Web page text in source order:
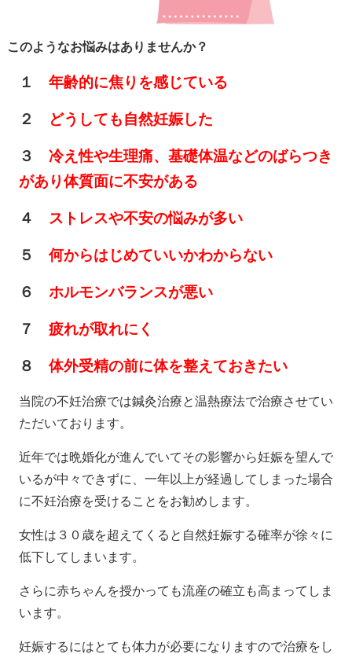
このようなお悩みはありませんか？
１ 年齢的に焦りを感じている
２ どうしても自然妊娠した
３
冷え性や生理痛、基礎体温などのばらつき
があり体質面に不安がある
４ ストレスや不安の悩みが多い
５ 何からはじめていいかわからない
６ ホルモンバランスが悪い
７ 疲れが取れにく
８ 体外受精の前に体を整えておきたい
当院の不妊治療では鍼灸治療と温熱療法で治療させてい
ただいております。
近年では晩婚化が進んでいてその影響から妊娠を望んで
いるが中々できずに、一年以上が経過してしまった場合
に不妊治療を受けることをお勧めします。
女性は３０歳を超えてくると自然妊娠する確率が徐々に
低下してしまいます。
さらに赤ちゃんを授かっても流産の確立も高まってしま
います。
妊娠するにはとても体力が必要になりますので治療をし